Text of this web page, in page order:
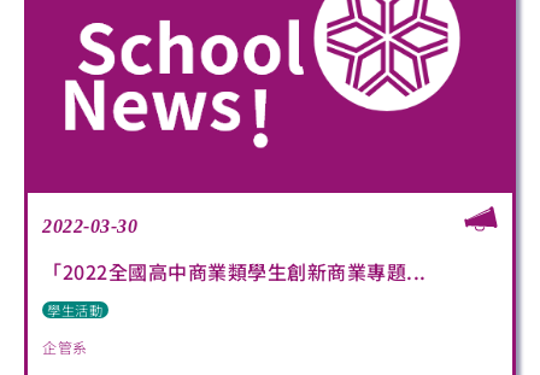
2022-03-30
「2022全國高中商業類學生創新商業專題...
學生活動
企管系